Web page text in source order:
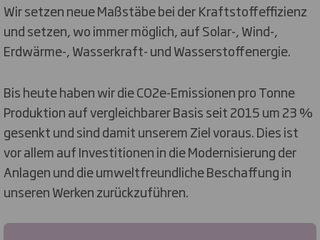
Wir setzen neue Maßstäbe bei der Kraftstoffeffizienz
und setzen, wo immer möglich, auf Solar-, Wind-,
Erdwärme-, Wasserkraft- und Wasserstoffenergie.
Bis heute haben wir die CO2e-Emissionen pro Tonne
Produktion auf vergleichbarer Basis seit 2015 um 23 %
gesenkt und sind damit unserem Ziel voraus. Dies ist
vor allem auf Investitionen in die Modernisierung der
Anlagen und die umweltfreundliche Beschaffung in
unseren Werken zurückzuführen.